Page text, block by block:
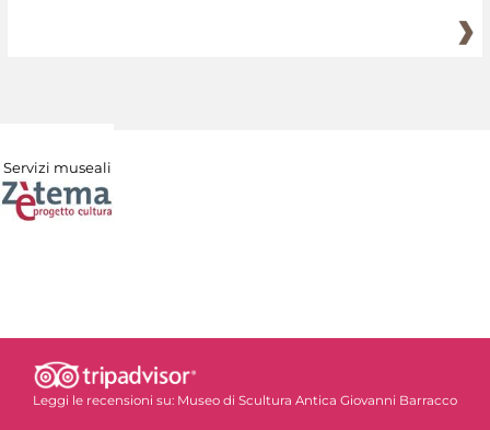
Servizi museali
Leggi le recensioni su: Museo di Scultura Antica Giovanni Barracco